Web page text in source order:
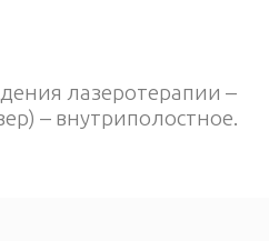
лазеротерапии –
– внутриполостное.